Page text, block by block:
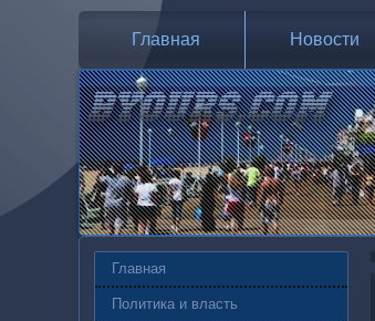
Главная Новости
Главная
Политика и власть